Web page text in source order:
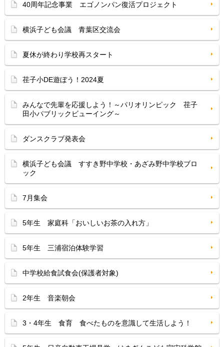
40周年記念事業 エゴノンパン復活プロジェクト
横浜子ども会議 青葉区交流会
夏休が終わり学校再スタート
荏子小DE遊ぼう！2024夏
みんなで先輩を応援しよう！～パリオリンピック 荏子
田小パブリックビューイング～
ダンスクラブ発表会
横浜子ども会議 すすき野中学校・あざみ野中学校ブロ
ック
7月集会
5年生 家庭科「おいしいお茶の入れ方」
5年生 三浦宿泊体験学習
中学校給食試食会(保護者対象)
2年生 音楽朝会
3・4年生 食育 食べたものを意識して生活しよう！